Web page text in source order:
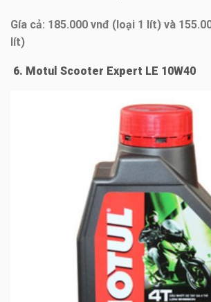
Gía cả: 185.000 vnđ (loại 1 lít) và
lít)
6. Motul Scooter Expert LE 10W40